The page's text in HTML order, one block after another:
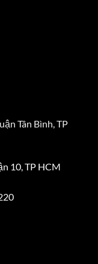
Tân Bình, TP
10, TP HCM